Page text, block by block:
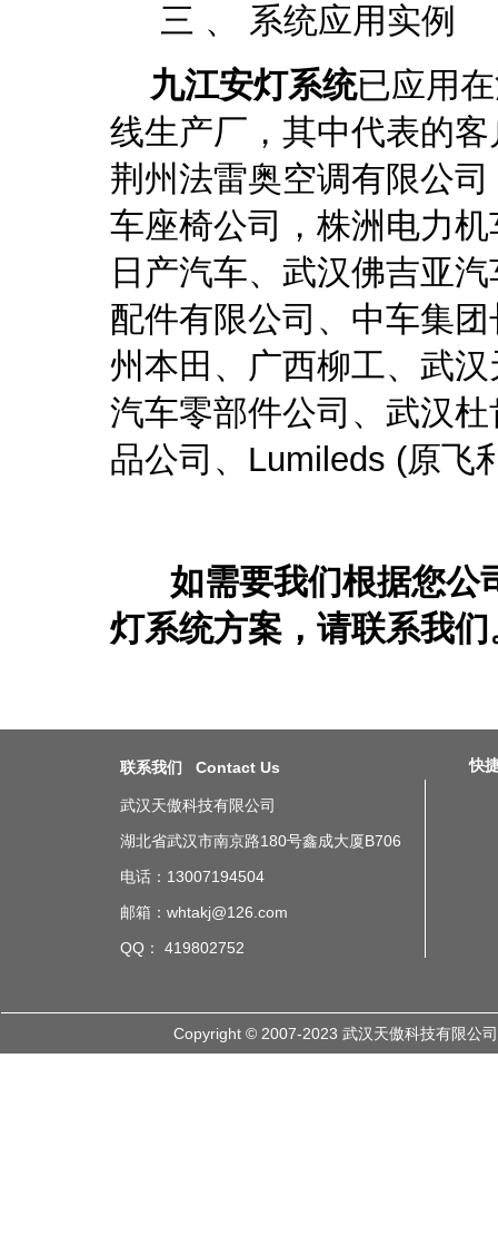
三 、 系统应用实例
九江安灯系统已应用
线生产厂，其中代表的
荆州法雷奥空调有限公
车座椅公司，株洲电力
日产汽车、武汉佛吉亚
配件有限公司、中车集
州本田、广西柳工、武
汽车零部件公司、武汉
品公司、Lumileds (原飞
如需要我们根据您公
灯系统方案，请联系我们
联系我们 Contact Us
武汉天傲科技有限公司
湖北省武汉市南京路180号鑫成大厦B706
电话：13007194504
邮箱：whtakj@126.com
QQ： 419802752
快
Copyright © 2007-2023 武汉天傲科技有限